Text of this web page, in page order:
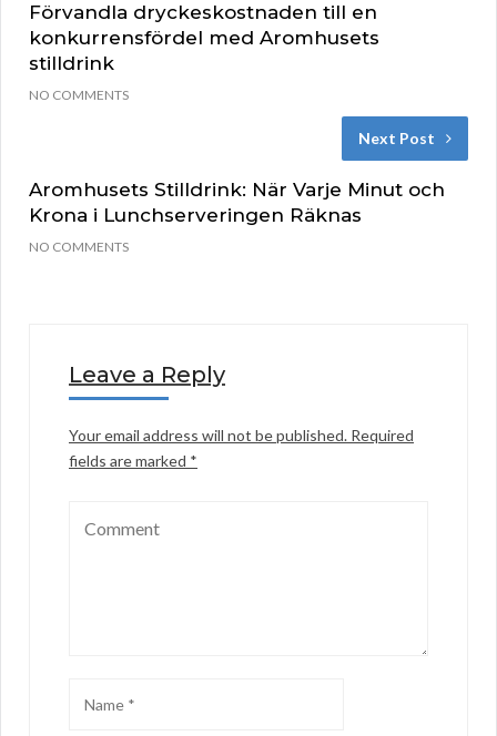
Förvandla dryckeskostnaden till en
konkurrensfördel med Aromhusets
stilldrink
NO COMMENTS
Next Post
Aromhusets Stilldrink: När Varje Minut och
Krona i Lunchserveringen Räknas
NO COMMENTS
Leave a Reply
Your email address will not be published. Required
fields are marked *